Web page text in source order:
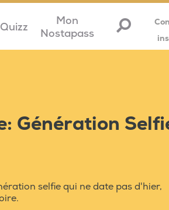
Quizz
Mon
Nostapass
Génération
selfie qui ne date pas d'hier,